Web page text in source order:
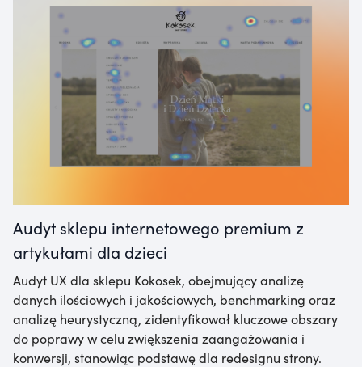
Audyt sklepu internetowego premium z
artykułami dla dzieci
Audyt UX dla sklepu Kokosek, obejmujący analizę
danych ilościowych i jakościowych, benchmarking oraz
analizę heurystyczną, zidentyfikował kluczowe obszary
do poprawy w celu zwiększenia zaangażowania i
konwersji, stanowiąc podstawę dla redesignu strony.